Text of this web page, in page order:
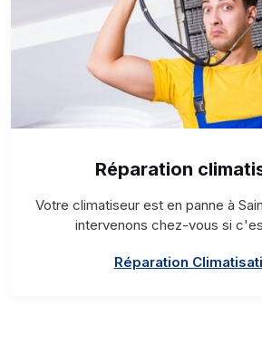
Réparation
Votre climatiseur est en panne à
intervenons chez-vous si
Réparation